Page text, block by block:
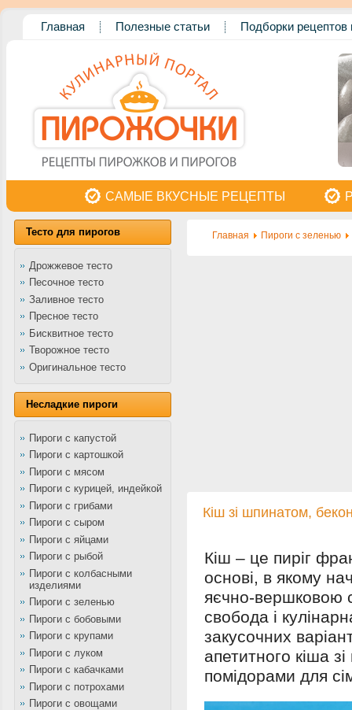
Главная Полезные статьи Подборки рецептов
САМЫЕ ВКУСНЫЕ РЕЦЕПТЫ
Тесто для пирогов
Дрожжевое тесто
Песочное тесто
Заливное тесто
Пресное тесто
Бисквитное тесто
Творожное тесто
Оригинальное тесто
Несладкие пироги
Пироги с капустой
Пироги с картошкой
Пироги с мясом
Пироги с курицей, индейкой
Пироги с грибами
Пироги с сыром
Пироги с яйцами
Пироги с рыбой
Пироги с колбасными
изделиями
Пироги с зеленью
Пироги с бобовыми
Пироги с крупами
Пироги с луком
Пироги с кабачками
Пироги с потрохами
Пироги с овощами
Главная Пироги с зеленью
Кіш зі шпинатом,
Кіш – це пиріг
основі, в якому
яєчно-вершковою
свобода і
закусочних
апетитного кіша
помідорами для